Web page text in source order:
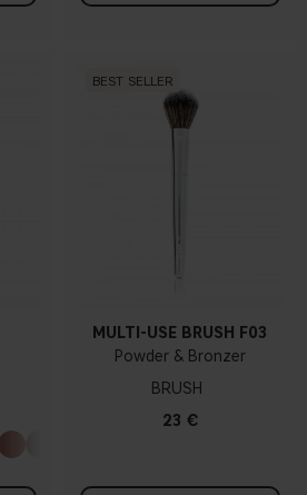
BEST SELLER
MULTI-USE BRUSH F03
Powder & Bronzer
BRUSH
23 €